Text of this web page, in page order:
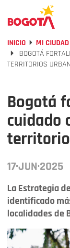
INICIO MI CIUDAD
BOGOTÁ
TERRITORIOS
Bogotá
cuidado
17·JUN·2025
La Estrategia
identificado
localidades de